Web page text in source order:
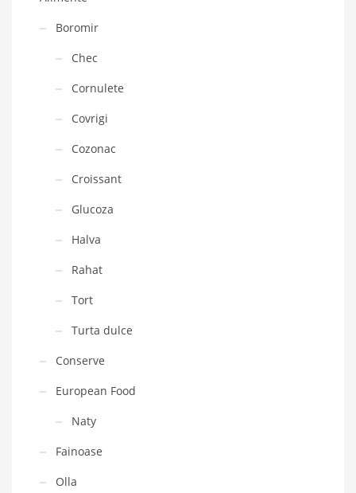
Boromir
Chec
Cornulete
Covrigi
Cozonac
Croissant
Glucoza
Halva
Rahat
Tort
Turta dulce
Conserve
European Food
Naty
Fainoase
Olla